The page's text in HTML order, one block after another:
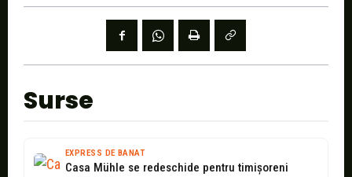
Surse
EXPRESS DE BANAT
Casa Mühle se redeschide pentru timișoreni